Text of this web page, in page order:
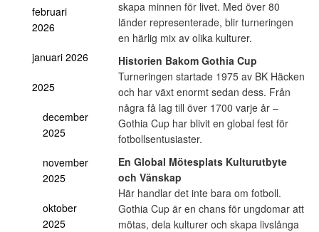
februari
2026
januari 2026
2025
december
2025
november
2025
oktober
2025
skapa minnen för livet. Med över 80
länder representerade, blir turneringen
en härlig mix av olika kulturer.
Historien Bakom Gothia Cup
Turneringen startade 1975 av BK Häcken
och har växt enormt sedan dess. Från
några få lag till över 1700 varje år –
Gothia Cup har blivit en global fest för
fotbollsentusiaster.
En Global Mötesplats Kulturutbyte
och Vänskap
Här handlar det inte bara om fotboll.
Gothia Cup är en chans för ungdomar att
mötas, dela kulturer och skapa livslånga